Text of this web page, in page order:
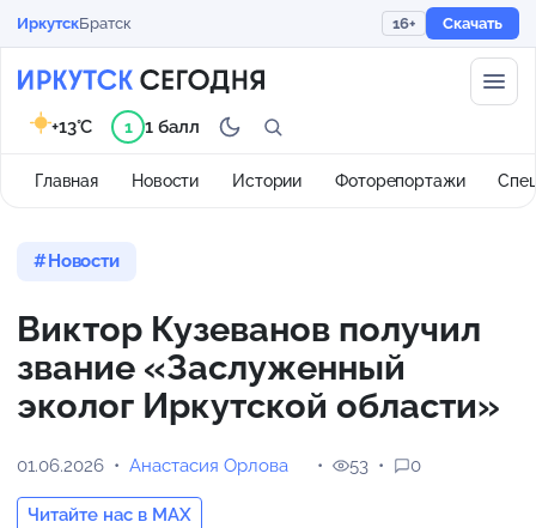
ИркутскБратск 16+ Скачать
Главная Новости Истории Фоторепортажи
+13°C 1 1 балл
Новости
Виктор Кузеванов получил
звание «Заслуженный
эколог Иркутской области»
01.06.2026 Анастасия Орлова
Читайте нас в MAX
53 0